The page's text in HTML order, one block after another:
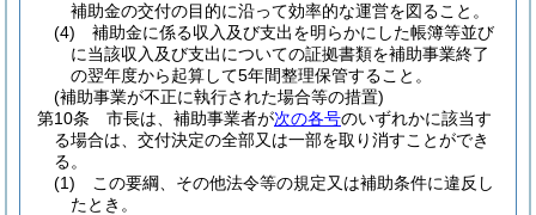
補助金の交付の目的に沿って効率的な運営を図ること。
(4)
補助金に係る収入及び支出を明らかにした帳簿等並び
に当該収入及び支出についての証拠書類を補助事業終了
の翌年度から起算して5年間整理保管すること。
(補助事業が不正に執行された場合等の措置)
第10条
市長は、補助事業者が次の各号のいずれかに該当す
る場合は、交付決定の全部又は一部を取り消すことができ
る。
(1)
この要綱、その他法令等の規定又は補助条件に違反し
たとき。